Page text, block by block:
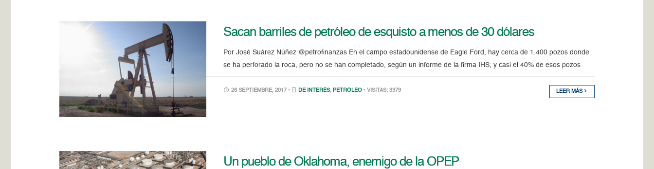
Sacan barriles de petróleo de esquisto a menos de 30 dólares
Por José Suárez Núñez @petrofinanzas En el campo estadounidense de Eagle Ford, hay cerca de 1.400 pozos donde
se ha perforado la roca, pero no se han completado, según un informe de la firma IHS; y casi el 40% de esos pozos
26 SEPTIEMBRE, 2017 • DE INTERÉS, PETRÓLEO • VISITAS: 3379 LEER MÁS
Un pueblo de Oklahoma, enemigo de la OPEP